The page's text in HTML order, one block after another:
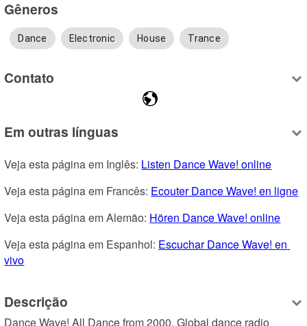
Gêneros
Dance Electronic House Trance
Contato
Em outras línguas
Veja esta página em Inglês: Listen Dance Wave! online
Veja esta página em Francês: Ecouter Dance Wave! en ligne
Veja esta página em Alemão: Hören Dance Wave! online
Veja esta página em Espanhol: Escuchar Dance Wave! en
vivo
Descrição
Dance Wave! All Dance from 2000. Global dance radio